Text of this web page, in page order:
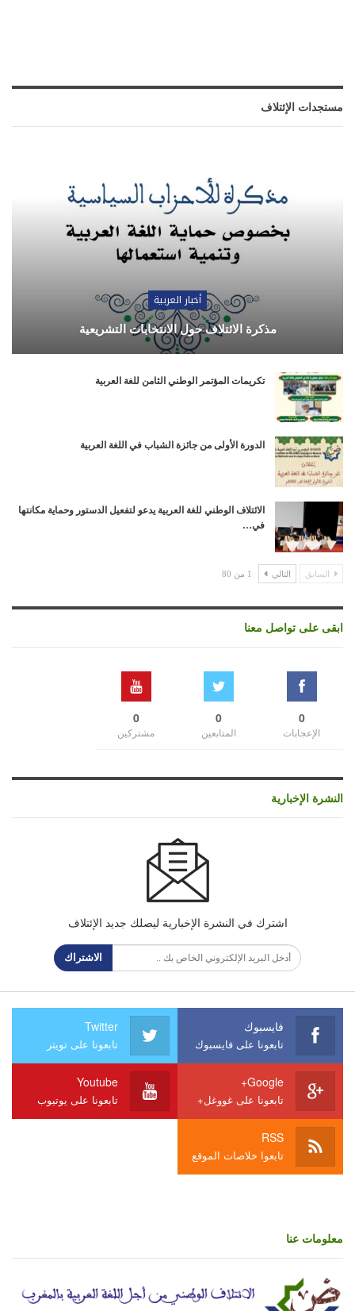
مستجدات الإئتلاف
أخبار العربية
مذكرة الائتلاف حول الانتخابات التشريعية
تكريمات المؤتمر الوطني الثامن للغة العربية
الدورة الأولى من جائزة الشباب في اللغة العربية
الائتلاف الوطني للغة العربية يدعو لتفعيل الدستور وحماية مكانتها
في…
السابق التالي 1 من 80
ابقى على تواصل معنا
0
الإعجابات
0
المتابعين
0
مشتركين
النشرة الإخبارية
اشترك في النشرة الإخبارية ليصلك جديد الإئتلاف
الاشتراك
فايسبوك
تابعونا على فايسبوك
Twitter
تابعونا على تويتر
Google+
تابعونا على غووغل+
Youtube
تابعونا على يوتيوب
RSS
تابعوا خلاصات الموقع
معلومات عنا